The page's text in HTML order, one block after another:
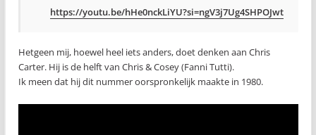
https://youtu.be/hHe0nckLiYU?si=ngV3j7Ug4SHPOJwt
Hetgeen mij, hoewel heel iets anders, doet denken aan Chris
Carter. Hij is de helft van Chris & Cosey (Fanni Tutti).
Ik meen dat hij dit nummer oorspronkelijk maakte in 1980.